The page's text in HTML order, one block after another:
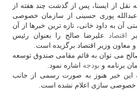
نقل از ایسنا، پس از گذشت چند هفته از
پوری حسینی از سازمان خصوصی
آن به داود خانی، تازه ترین خبرها از آن
اقتصاد علیرضا صالح را بعنوان رئیس
وزیر اقتصاد برگزیده است.
می توان به قائم مقامی صندوق توسعه
برنامه و بودجه اشاره نمود.
این خبر هنوز به صورت رسمی از جانب
خصوصی سازی اعلام نشده است.